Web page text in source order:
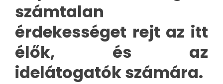
számtalan
érdekességet rejt az itt
élők, és az
idelátogatók számára.